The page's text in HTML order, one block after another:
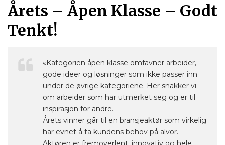
Årets – Åpen Klasse – Godt
Tenkt!
«Kategorien åpen klasse omfavner arbeider,
gode ideer og løsninger som ikke passer inn
under de øvrige kategoriene. Her snakker vi
om arbeider som har utmerket seg og er til
inspirasjon for andre.
Årets vinner går til en bransjeaktør som virkelig
har evnet å ta kundens behov på alvor.